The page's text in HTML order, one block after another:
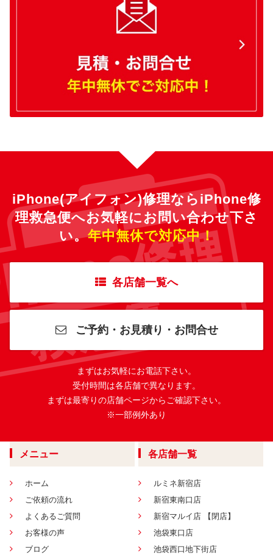
iPhone(アイフォン)修理ならiPhone修
理救急便へお気軽にお問い合わせ下さ
い。年中無休で対応中！
各店舗一覧へ
ご予約・お見積り・お問合せ
まずはお気軽にお電話下さい。
受付時間は各店舗で異なります。
まずは最寄りの店舗ページからご確認下さい。
※一部例外あり
メニュー
ホーム
ご依頼の流れ
よくあるご質問
お客様の声
ブログ
各店舗一覧
ルミネ新宿店
新宿東南口店
新宿マルイ店 【閉店】
池袋東口店
池袋西口地下街店